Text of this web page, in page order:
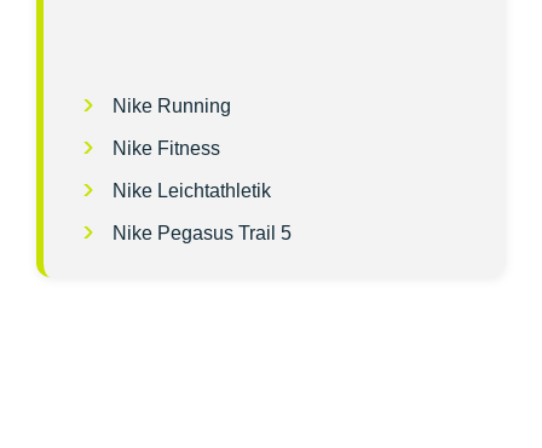
Nike Running
Nike Fitness
Nike Leichtathletik
Nike Pegasus Trail 5